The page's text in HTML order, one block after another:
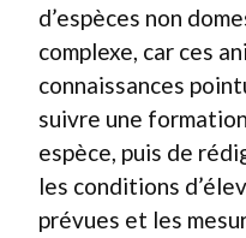
d’espèces non
complexe, car ces
connaissances
suivre une
espèce, puis de
les conditions
prévues et les